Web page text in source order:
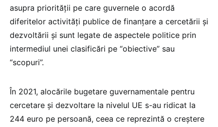
asupra priorității pe care guvernele o acordă
diferitelor activități publice de finanțare a cercetării și
dezvoltării și sunt legate de aspectele politice prin
intermediul unei clasificări pe “obiective” sau
“scopuri”.
În 2021, alocările bugetare guvernamentale pentru
cercetare și dezvoltare la nivelul UE s-au ridicat la
244 euro pe persoană, ceea ce reprezintă o creștere